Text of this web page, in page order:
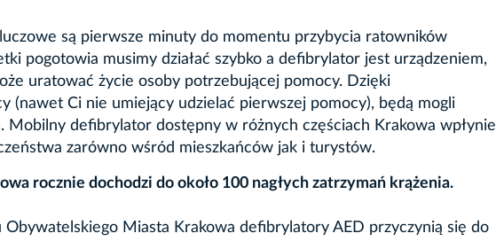
są pierwsze minuty do momentu przybycia ratowników
pogotowia musimy działać szybko a defibrylator jest urządzeniem,
uratować życie osoby potrzebującej pomocy. Dzięki
(nawet Ci nie umiejący udzielać pierwszej pomocy), będą mogli
Mobilny defibrylator dostępny w różnych częściach Krakowa wpłynie
zarówno wśród mieszkańców jak i turystów.
rocznie dochodzi do około 100 nagłych zatrzymań krążenia.
Miasta Krakowa defibrylatory AED przyczynią się do